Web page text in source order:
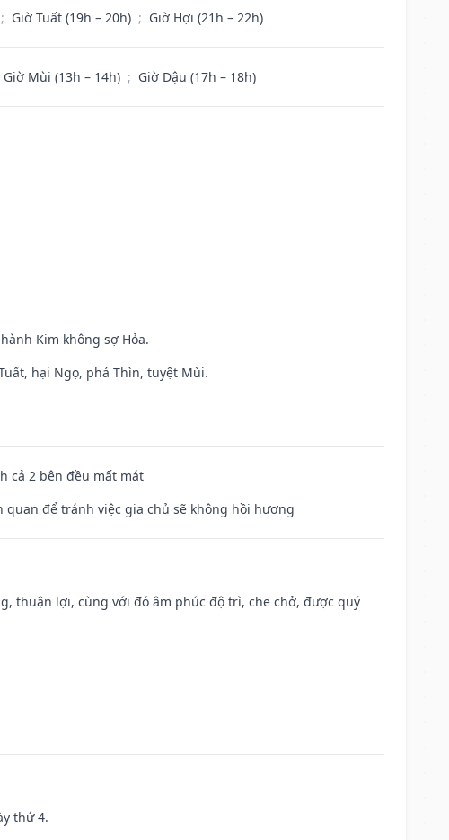
; Giờ Tuất (19h – 20h) ; Giờ Hợi (21h – 22h)
Giờ Mùi (13h – 14h) ; Giờ Dậu (17h – 18h)
Kim không sợ Hỏa.
hại Ngọ, phá Thìn, tuyệt Mùi.
cả 2 bên đều mất mát
quan để tránh việc gia chủ sẽ không hồi hương
thuận lợi, cùng với đó âm phúc độ trì, che chở, được quý
thứ 4.